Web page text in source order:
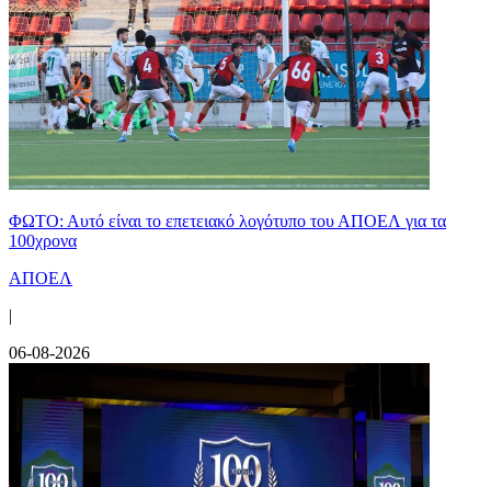
ΦΩΤΟ: Αυτό είναι το επετειακό λογότυπο του ΑΠΟΕΛ για τα
100χρονα
ΑΠΟΕΛ
|
06-08-2026